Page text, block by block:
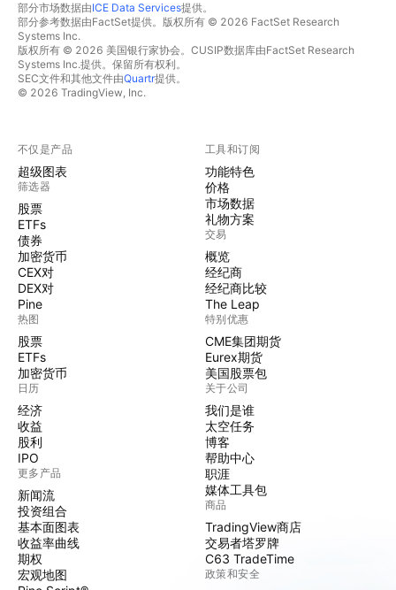
部分市场数据由ICE Data Services提供。
部分参考数据由FactSet提供。版权所有 © 2026 FactSet Research
Systems Inc.
版权所有 © 2026 美国银行家协会。CUSIP数据库由FactSet Research
Systems Inc.提供。保留所有权利。
SEC文件和其他文件由Quartr提供。
© 2026 TradingView, Inc.
不仅是产品
超级图表
筛选器
股票
ETFs
债券
加密货币
CEX对
DEX对
Pine
热图
股票
ETFs
加密货币
日历
经济
收益
股利
IPO
更多产品
新闻流
投资组合
基本面图表
收益率曲线
期权
宏观地图
工具和订阅
功能特色
价格
市场数据
礼物方案
交易
概览
经纪商
经纪商比较
The Leap
特别优惠
CME集团期货
Eurex期货
美国股票包
关于公司
我们是谁
太空任务
博客
帮助中心
职涯
媒体工具包
商品
TradingView商店
交易者塔罗牌
C63 TradeTime
政策和安全